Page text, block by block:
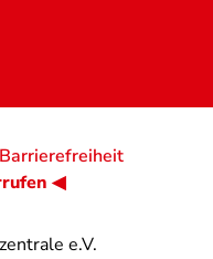
e.V.
Barrierefreiheit
◀